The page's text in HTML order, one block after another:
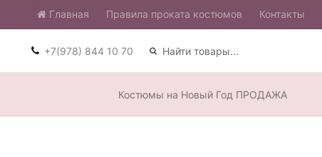
Главная ​Правила проката костюмов Контакты
+7(978) 844 10 70
Костюмы на Новый Год ПРОДАЖА